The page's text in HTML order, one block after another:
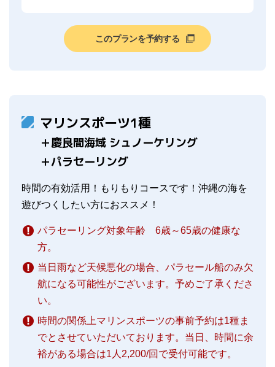
このプランを予約する
マリンスポーツ1種
＋慶良間海域 シュノーケリング
＋パラセーリング
時間の有効活用！もりもりコースです！沖縄の海を
遊びつくしたい方におススメ！
パラセーリング対象年齢 6歳～65歳の健康な
方。
当日雨など天候悪化の場合、パラセール船のみ欠
航になる可能性がございます。予めご了承くださ
い。
時間の関係上マリンスポーツの事前予約は1種ま
でとさせていただいております。当日、時間に余
裕がある場合は1人2,200/回で受付可能です。